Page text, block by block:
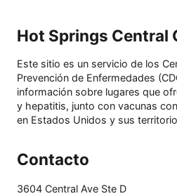
Hot Springs Central
Este sitio es un servicio de los
Prevención de Enfermedades
información sobre lugares que
y hepatitis, junto con vacunas
en Estados Unidos y sus
Contacto
3604 Central Ave Ste D